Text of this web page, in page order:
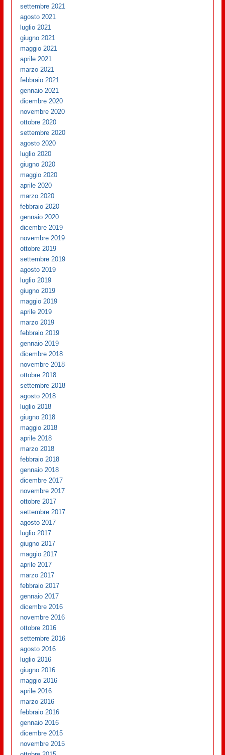
settembre 2021
agosto 2021
luglio 2021
giugno 2021
maggio 2021
aprile 2021
marzo 2021
febbraio 2021
gennaio 2021
dicembre 2020
novembre 2020
ottobre 2020
settembre 2020
agosto 2020
luglio 2020
giugno 2020
maggio 2020
aprile 2020
marzo 2020
febbraio 2020
gennaio 2020
dicembre 2019
novembre 2019
ottobre 2019
settembre 2019
agosto 2019
luglio 2019
giugno 2019
maggio 2019
aprile 2019
marzo 2019
febbraio 2019
gennaio 2019
dicembre 2018
novembre 2018
ottobre 2018
settembre 2018
agosto 2018
luglio 2018
giugno 2018
maggio 2018
aprile 2018
marzo 2018
febbraio 2018
gennaio 2018
dicembre 2017
novembre 2017
ottobre 2017
settembre 2017
agosto 2017
luglio 2017
giugno 2017
maggio 2017
aprile 2017
marzo 2017
febbraio 2017
gennaio 2017
dicembre 2016
novembre 2016
ottobre 2016
settembre 2016
agosto 2016
luglio 2016
giugno 2016
maggio 2016
aprile 2016
marzo 2016
febbraio 2016
gennaio 2016
dicembre 2015
novembre 2015